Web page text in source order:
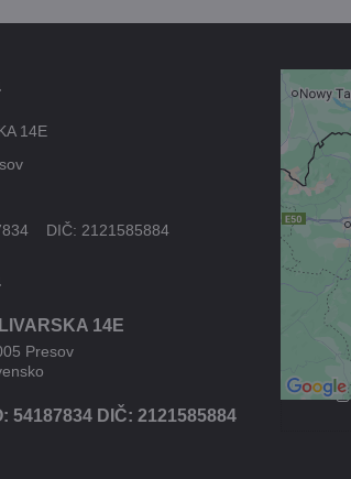
14E
DIČ: 2121585884
14E
Presov
54187834 DIČ: 2121585884